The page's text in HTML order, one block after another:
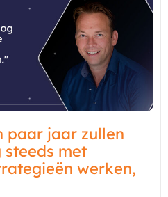
paar jaar zullen
met
werken,